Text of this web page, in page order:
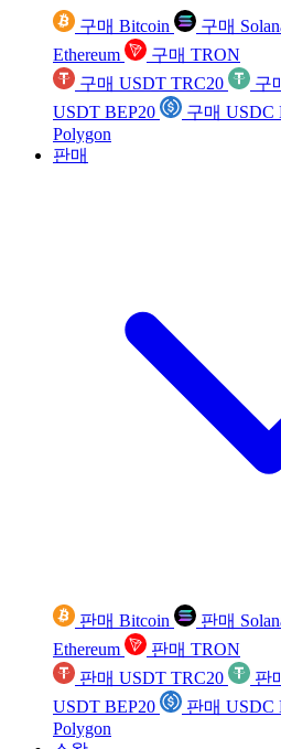
구매 Bitcoin 구매
Ethereum
구매 TRON
구매 USDT TRC20
구
USDT BEP20
구매 USDC
Polygon
판매
판매 Bitcoin 판매
Ethereum
판매 TRON
판매 USDT TRC20
판
USDT BEP20
판매 USDC
Polygon